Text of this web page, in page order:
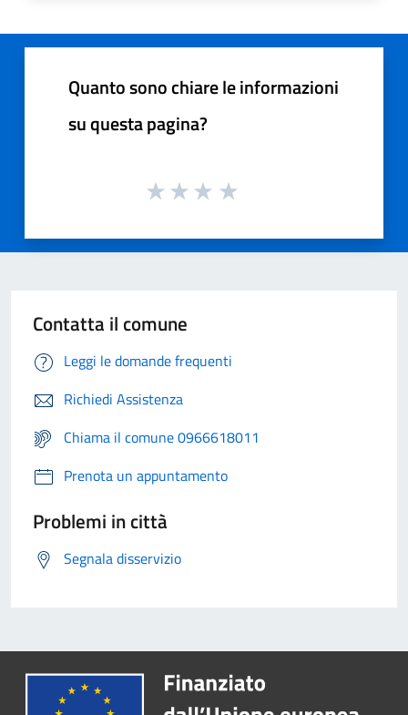
Quanto sono chiare le informazioni
su questa pagina?
Contatta il comune
Leggi le domande frequenti
Richiedi Assistenza
Chiama il comune 0966618011
Prenota un appuntamento
Problemi in città
Segnala disservizio